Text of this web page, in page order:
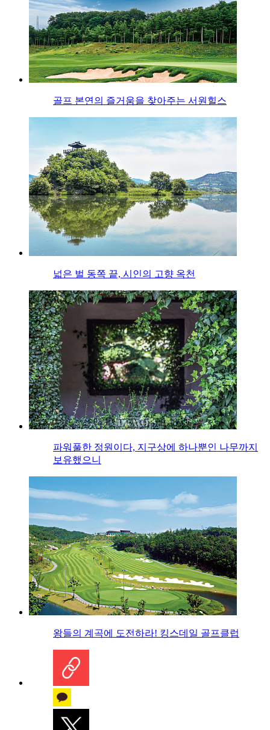
골프 본연의 즐거움을 찾아주는 서원힐스
넓은 벌 동쪽 끝, 시인의 고향 옥천
파워풀한 정원이다, 지구상에 하나뿐인 나무까지
보유했으니
왕들의 계곡에 도전하라! 킹스데일 골프클럽